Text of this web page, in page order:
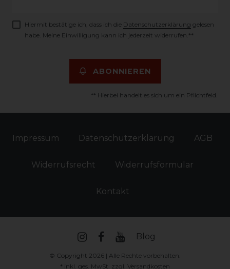
Hiermit bestätige ich, dass ich die Daten­schutz­erklärung gelesen
habe. Meine Einwilligung kann ich jederzeit widerrufen.**
ABONNIEREN
** Hierbei handelt es sich um ein Pflichtfeld.
Impressum Daten­schutz­erklärung AGB
Widerrufs­recht Widerrufs­formular
Kontakt
Blog
© Copyright 2026 | Alle Rechte vorbehalten.
* inkl. ges. MwSt. zzgl. Versandkosten